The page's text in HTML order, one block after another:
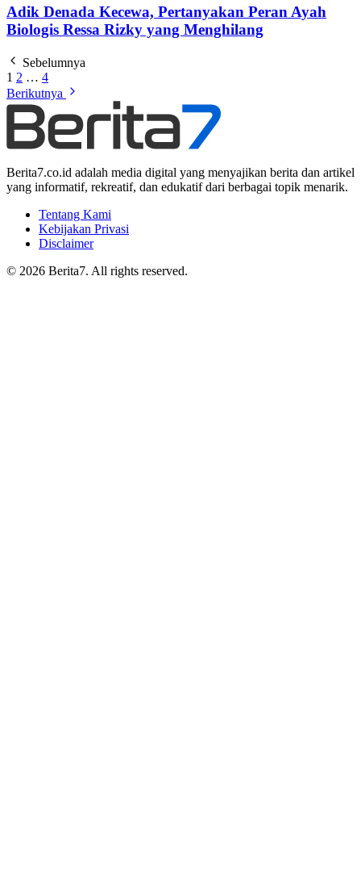
Adik Denada Kecewa, Pertanyakan Peran Ayah
Biologis Ressa Rizky yang Menghilang
Sebelumnya
1 2 … 4
Berikutnya
Berita7.co.id adalah media digital yang menyajikan berita dan artikel
yang informatif, rekreatif, dan edukatif dari berbagai topik menarik.
Tentang Kami
Kebijakan Privasi
Disclaimer
© 2026 Berita7. All rights reserved.